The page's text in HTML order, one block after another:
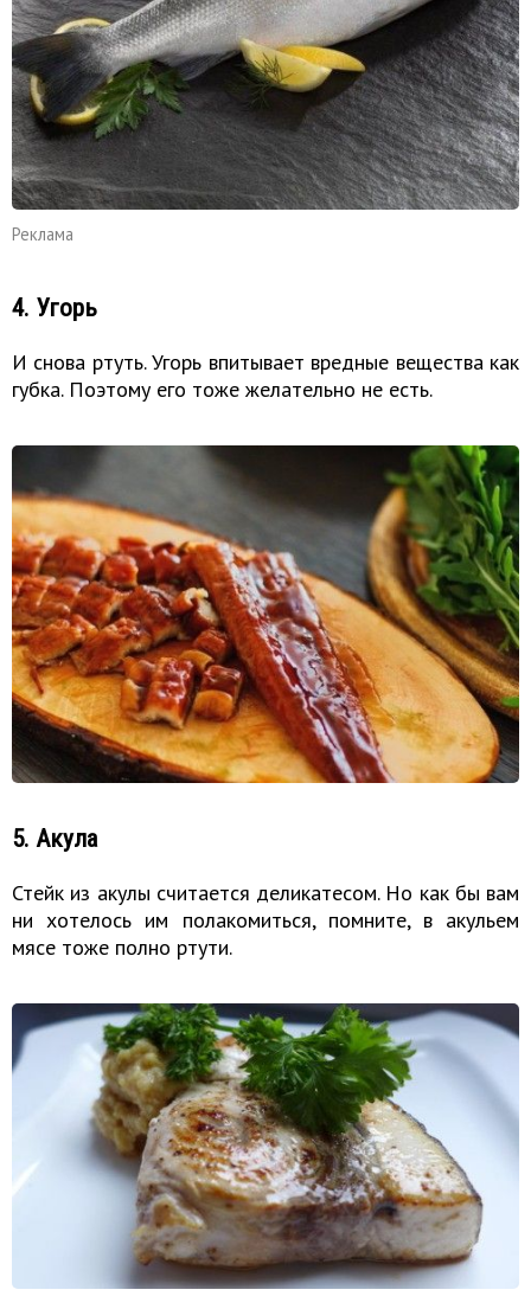
Реклама
4. Угорь
И снова ртуть. Угорь впитывает вредные вещества как
губка. Поэтому его тоже желательно не есть.
5. Акула
Стейк из акулы считается деликатесом. Но как бы вам
ни хотелось им полакомиться, помните, в акульем
мясе тоже полно ртути.